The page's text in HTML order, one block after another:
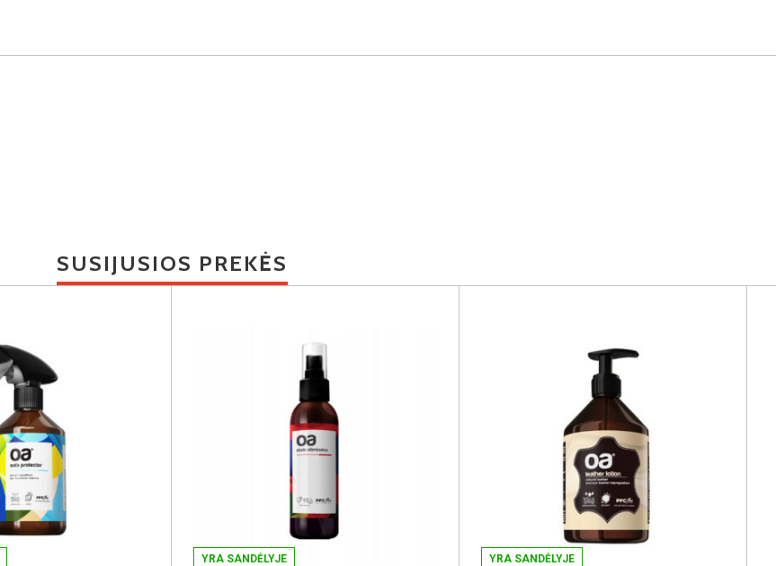
SUSIJUSIOS PREKĖS
YRA SANDĖLYJE YRA SANDĖLYJE